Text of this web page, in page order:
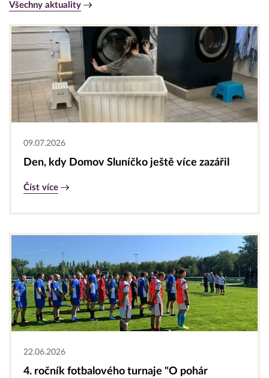
Všechny aktuality
09.07.2026
Den, kdy Domov Sluníčko ještě více zazářil
Číst více
22.06.2026
4. ročník fotbalového turnaje "O pohár